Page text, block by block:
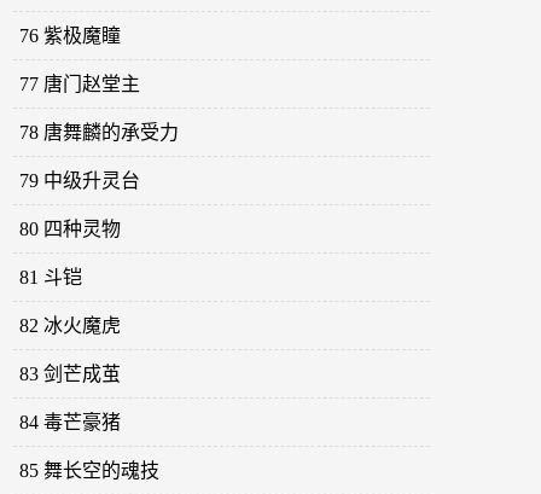
76 紫极魔瞳
77 唐门赵堂主
78 唐舞麟的承受力
79 中级升灵台
80 四种灵物
81 斗铠
82 冰火魔虎
83 剑芒成茧
84 毒芒豪猪
85 舞长空的魂技